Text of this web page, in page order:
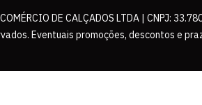
DE CALÇADOS LTDA | CNPJ:
Eventuais promoções, descontos e